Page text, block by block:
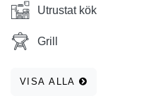
Utrustat kök
Grill
VISA ALLA